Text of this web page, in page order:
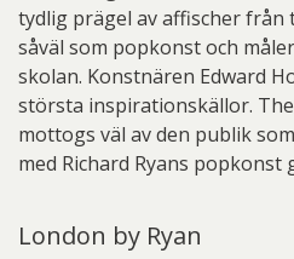
tydlig prägel av affischer
såväl som popkonst och
skolan. Konstnären Edward
största inspirationskällor.
mottogs väl av den publik
med Richard Ryans popkonst
London by Ryan